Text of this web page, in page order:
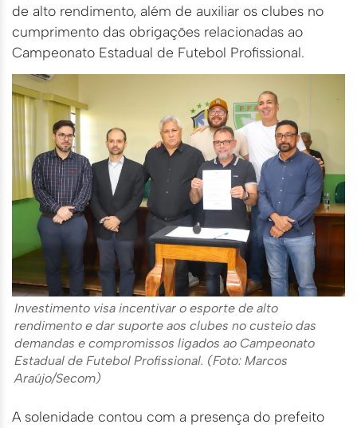
de alto rendimento, além de auxiliar os clubes no
cumprimento das obrigações relacionadas ao
Campeonato Estadual de Futebol Profissional.
Investimento visa incentivar o esporte de alto
rendimento e dar suporte aos clubes no custeio das
demandas e compromissos ligados ao Campeonato
Estadual de Futebol Profissional. (Foto: Marcos
Araújo/Secom)
A solenidade contou com a presença do prefeito